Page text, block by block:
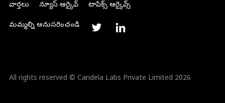
వార్తలు
న్యూస్ ఆర్కైవ్ టాపిక్స్ ఆర్కైవ్స్
మమ్మల్ని అనుసరించండి
All rights reserved © Candela Labs Private Limited 2026